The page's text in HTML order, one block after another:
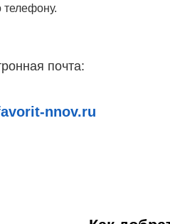
телефону.
почта:
nnov.ru